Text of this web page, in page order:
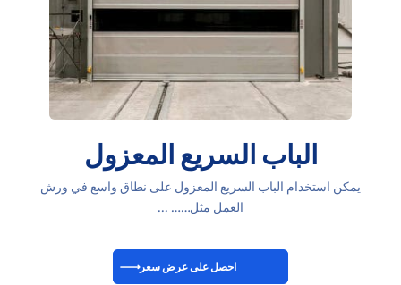
الباب السريع المعزول
يمكن استخدام الباب السريع المعزول على نطاق واسع في ورش
العمل مثل…… ...
احصل على عرض سعر